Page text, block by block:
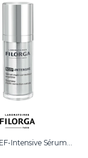
Intensive Sérum...